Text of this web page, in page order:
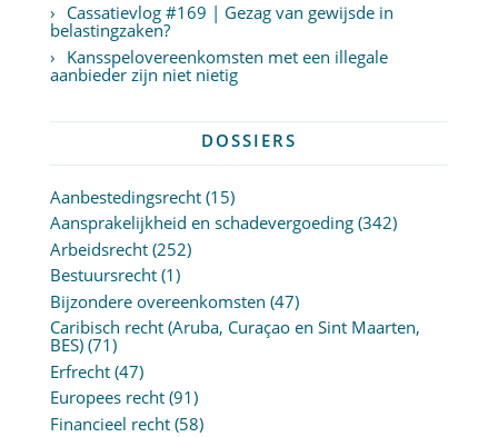
Cassatievlog #169 | Gezag van gewijsde in
belastingzaken?
Kansspelovereenkomsten met een illegale
aanbieder zijn niet nietig
DOSSIERS
Aanbestedingsrecht(15)
Aansprakelijkheid en schadevergoeding(342)
Arbeidsrecht(252)
Bestuursrecht(1)
Bijzondere overeenkomsten (47)
Caribisch recht (Aruba, Curaçao en Sint Maarten,
BES)(71)
Erfrecht(47)
Europees recht(91)
Financieel recht(58)